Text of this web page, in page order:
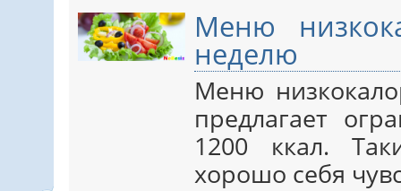
Меню
неделю
Меню
предлагает
1200 ккал.
хорошо себя